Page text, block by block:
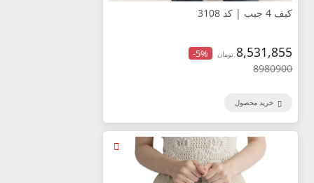
کیف 4 جیب | کد 3108
8,531,855 تومان -5%
8980900
خرید محصول